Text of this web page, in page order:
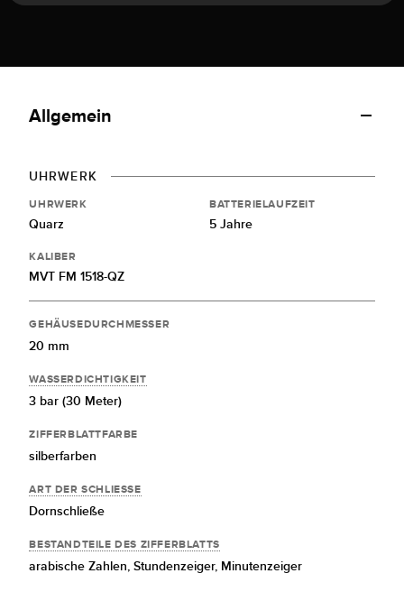
Allgemein
UHRWERK
UHRWERK
Quarz
BATTERIELAUFZEIT
5 Jahre
KALIBER
MVT FM 1518-QZ
GEHÄUSEDURCHMESSER
20 mm
WASSERDICHTIGKEIT
3 bar (30 Meter)
ZIFFERBLATTFARBE
silberfarben
ART DER SCHLIESSE
Dornschließe
BESTANDTEILE DES ZIFFERBLATTS
arabische Zahlen,Stundenzeiger, Minutenzeiger